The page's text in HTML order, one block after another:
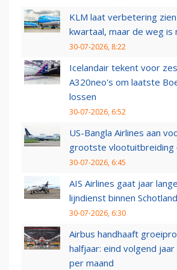
KLM laat verbetering
kwartaal, maar de weg is
30-07-2026, 8:22
Icelandair tekent voor
A320neo's om laatste
lossen
30-07-2026, 6:52
US-Bangla Airlines aan
grootste vlootuitbreiding
30-07-2026, 6:45
AIS Airlines gaat jaar
lijndienst binnen Schotland
30-07-2026, 6:30
Airbus handhaaft
halfjaar: eind volgend jaar
per maand